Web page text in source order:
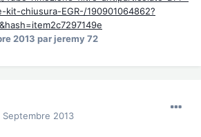
kit-chiusura-EGR-/190901064862?
2013 par jeremy 72
Septembre 2013